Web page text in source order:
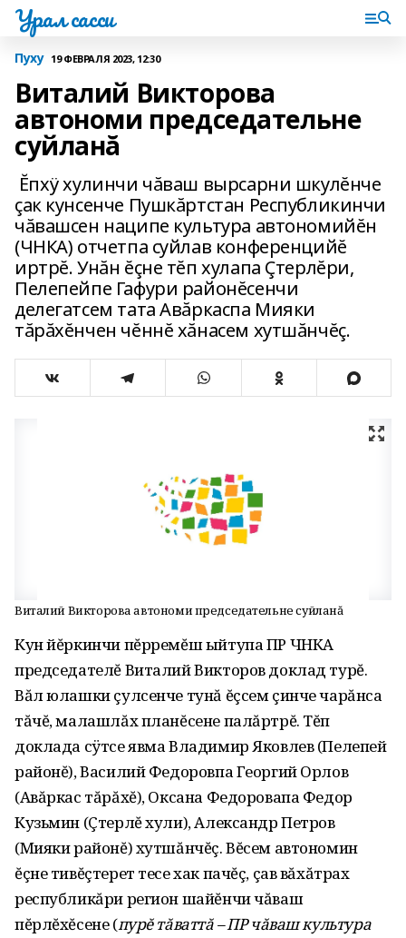
Урал сасси
Пуху 19 ФЕВРАЛЯ 2023, 12:30
Виталий Викторова
автономи председательне
суйланă
Ĕпхÿ хулинчи чăваш вырсарни шкулĕнче
çак кунсенче Пушкăртстан Республикинчи
чăвашсен наципе культура автономийĕн
(ЧНКА) отчетпа суйлав конференцийĕ
иртрĕ. Унăн ĕçне тĕп хулапа Çтерлĕри,
Пелепейпе Гафури районĕсенчи
делегатсем тата Авăркаспа Мияки
тăрăхĕнчен чĕннĕ хăнасем хутшăнчĕç.
Виталий Викторова автономи председательне суйланă
Кун йĕркинчи пĕрремĕш ыйтупа ПР ЧНКА
председателĕ Виталий Викторов доклад турĕ.
Вăл юлашки çулсенче тунă ĕçсем çинче чарăнса
тăчĕ, малашлăх планĕсене палăртрĕ. Тĕп
доклада сÿтсе явма Владимир Яковлев (Пелепей
районĕ), Василий Федоровпа Георгий Орлов
(Авăркас тăрăхĕ), Оксана Федоровапа Федор
Кузьмин (Çтерлĕ хули), Александр Петров
(Мияки районĕ) хутшăнчĕç. Вĕсем автономин
ĕçне тивĕçтерет тесе хак пачĕç, çав вăхăтрах
республикăри регион шайĕнчи чăваш
пĕрлĕхĕсене (пурĕ тăваттă – ПР чăваш культура